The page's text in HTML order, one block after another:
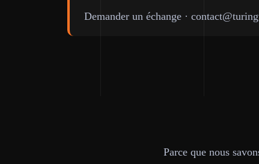
Demander un échange ·
Parce que nous